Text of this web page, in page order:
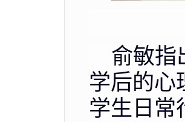
俞敏指
学后的心
学生日常